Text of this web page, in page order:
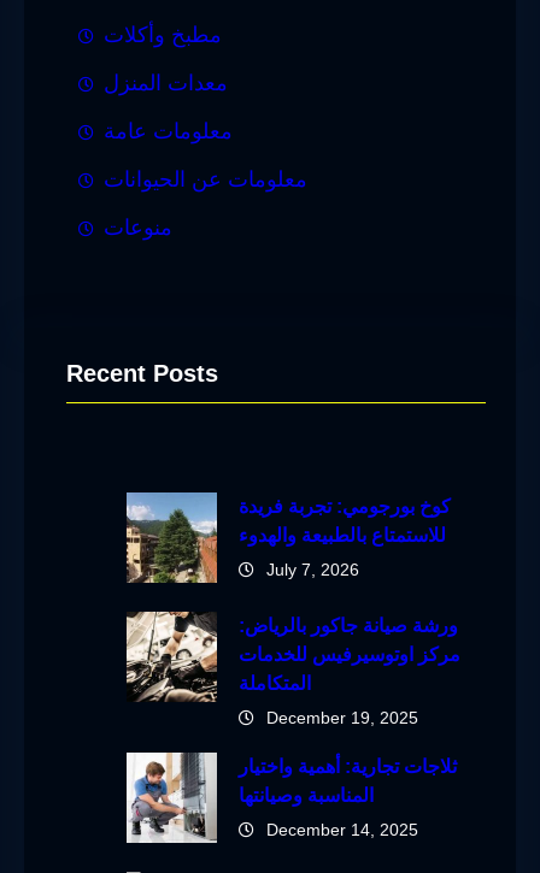
مطبخ وأكلات
معدات المنزل
معلومات عامة
معلومات عن الحيوانات
منوعات
Recent Posts
كوخ بورجومي: تجربة فريدة
للاستمتاع بالطبيعة والهدوء
July 7, 2026
ورشة صيانة جاكور بالرياض:
مركز اوتوسيرفيس للخدمات
المتكاملة
December 19, 2025
ثلاجات تجارية: أهمية واختيار
المناسبة وصيانتها
December 14, 2025